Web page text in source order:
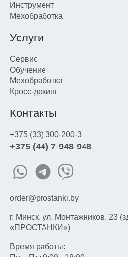
Инструмент
Мехобработка
Услуги
Сервис
Обучение
Мехобработка
Кросс-докинг
Контакты
+375 (33) 300-200-3
+375 (44) 7-948-948
order@prostanki.by
г. Минск, ул. Монтажников, 23
«ПРОСТАНКИ»)
Время работы: